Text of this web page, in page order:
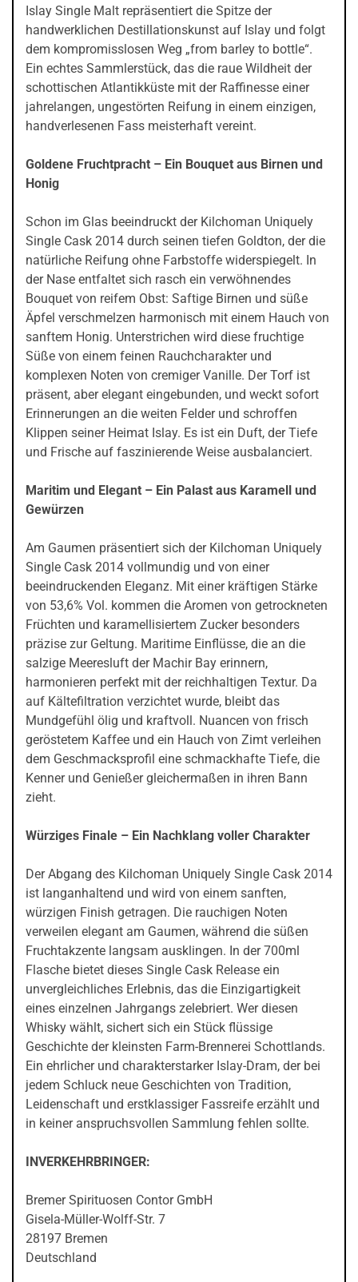
Islay Single Malt repräsentiert die Spitze der
handwerklichen Destillationskunst auf Islay und folgt
dem kompromisslosen Weg „from barley to bottle“.
Ein echtes Sammlerstück, das die raue Wildheit der
schottischen Atlantikküste mit der Raffinesse einer
jahrelangen, ungestörten Reifung in einem einzigen,
handverlesenen Fass meisterhaft vereint.
Goldene Fruchtpracht – Ein Bouquet aus Birnen und
Honig
Schon im Glas beeindruckt der Kilchoman Uniquely
Single Cask 2014 durch seinen tiefen Goldton, der die
natürliche Reifung ohne Farbstoffe widerspiegelt. In
der Nase entfaltet sich rasch ein verwöhnendes
Bouquet von reifem Obst: Saftige Birnen und süße
Äpfel verschmelzen harmonisch mit einem Hauch von
sanftem Honig. Unterstrichen wird diese fruchtige
Süße von einem feinen Rauchcharakter und
komplexen Noten von cremiger Vanille. Der Torf ist
präsent, aber elegant eingebunden, und weckt sofort
Erinnerungen an die weiten Felder und schroffen
Klippen seiner Heimat Islay. Es ist ein Duft, der Tiefe
und Frische auf faszinierende Weise ausbalanciert.
Maritim und Elegant – Ein Palast aus Karamell und
Gewürzen
Am Gaumen präsentiert sich der Kilchoman Uniquely
Single Cask 2014 vollmundig und von einer
beeindruckenden Eleganz. Mit einer kräftigen Stärke
von 53,6% Vol. kommen die Aromen von getrockneten
Früchten und karamellisiertem Zucker besonders
präzise zur Geltung. Maritime Einflüsse, die an die
salzige Meeresluft der Machir Bay erinnern,
harmonieren perfekt mit der reichhaltigen Textur. Da
auf Kältefiltration verzichtet wurde, bleibt das
Mundgefühl ölig und kraftvoll. Nuancen von frisch
geröstetem Kaffee und ein Hauch von Zimt verleihen
dem Geschmacksprofil eine schmackhafte Tiefe, die
Kenner und Genießer gleichermaßen in ihren Bann
zieht.
Würziges Finale – Ein Nachklang voller Charakter
Der Abgang des Kilchoman Uniquely Single Cask 2014
ist langanhaltend und wird von einem sanften,
würzigen Finish getragen. Die rauchigen Noten
verweilen elegant am Gaumen, während die süßen
Fruchtakzente langsam ausklingen. In der 700ml
Flasche bietet dieses Single Cask Release ein
unvergleichliches Erlebnis, das die Einzigartigkeit
eines einzelnen Jahrgangs zelebriert. Wer diesen
Whisky wählt, sichert sich ein Stück flüssige
Geschichte der kleinsten Farm-Brennerei Schottlands.
Ein ehrlicher und charakterstarker Islay-Dram, der bei
jedem Schluck neue Geschichten von Tradition,
Leidenschaft und erstklassiger Fassreife erzählt und
in keiner anspruchsvollen Sammlung fehlen sollte.
INVERKEHRBRINGER:
Bremer Spirituosen Contor GmbH
Gisela-Müller-Wolff-Str. 7
28197 Bremen
Deutschland